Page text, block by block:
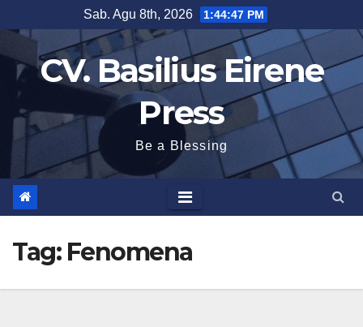
content
Sab. Agu 8th, 2026 1:44:47 PM
CV. Basilius Eirene
Press
Be a Blessing
Tag: Fenomena